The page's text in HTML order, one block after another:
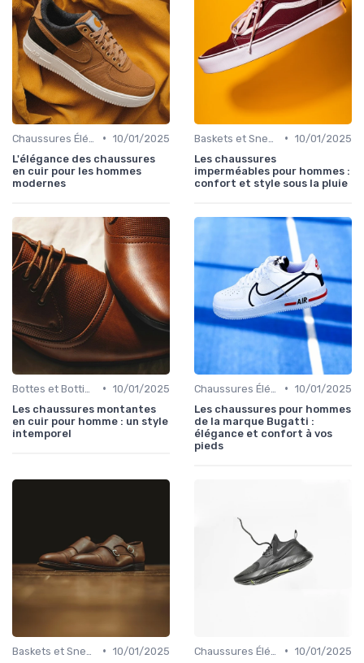
• 10/01/2025
L'élégance des chaussures
en cuir pour les hommes
modernes
• 10/01/2025
Les chaussures
imperméables pour hommes :
confort et style sous la pluie
• 10/01/2025
Les chaussures montantes
en cuir pour homme : un style
intemporel
• 10/01/2025
Les chaussures pour hommes
de la marque Bugatti :
élégance et confort à vos
pieds
• 10/01/2025
• 10/01/2025